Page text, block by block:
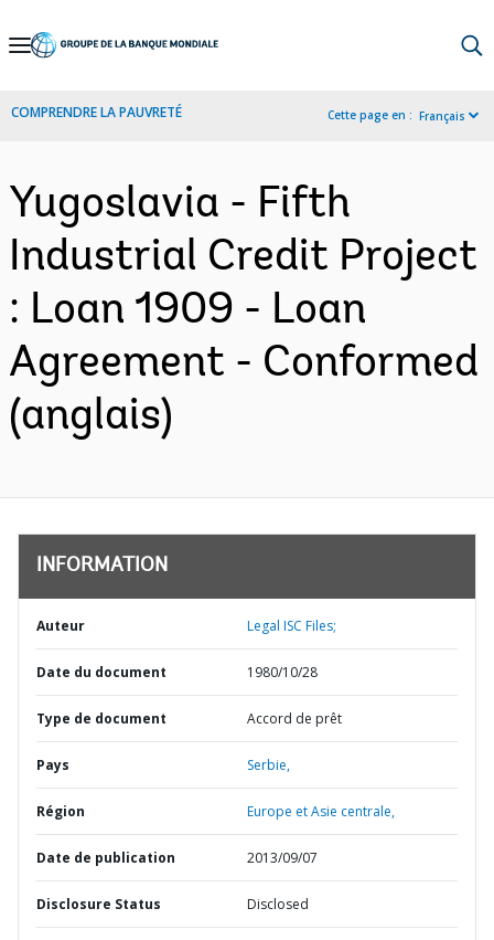
Skip
Navigation
COMPRENDRE LA PAUVRETÉ Cette page en : Français
Yugoslavia - Fifth
Industrial Credit Project
: Loan 1909 - Loan
Agreement - Conformed
(anglais)
INFORMATION
Auteur Legal ISC Files;
Date du document 1980/10/28
Type de document Accord de prêt
Pays Serbie,
Région Europe et Asie centrale,
Date de publication 2013/09/07
Disclosure Status Disclosed